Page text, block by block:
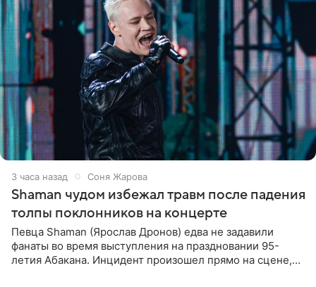
3 часа назад Соня Жарова
Shaman чудом избежал травм после падения
толпы поклонников на концерте
Певца Shaman (Ярослав Дронов) едва не задавили
фанаты во время выступления на праздновании 95-
летия Абакана. Инцидент произошел прямо на сцене,